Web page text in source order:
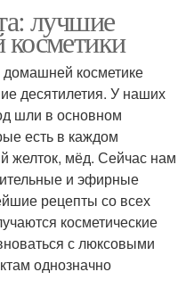
лучшие
косметике
десятилетия. У наших
шли в основном
есть в каждом
желток, мёд. Сейчас нам
и эфирные
рецепты со всех
косметические
с люксовыми
однозначно